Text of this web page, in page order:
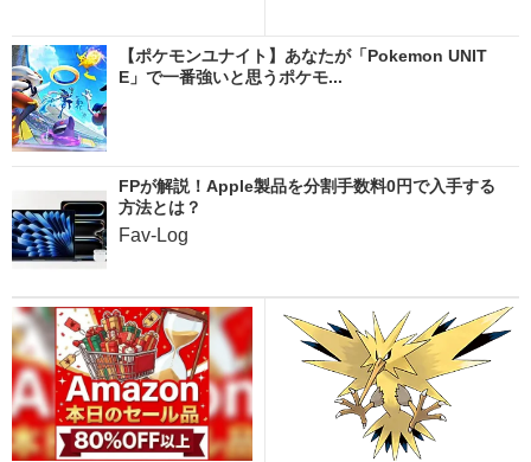
【ポケモンユナイト】あなたが「Pokemon UNIT
E」で一番強いと思うポケモ...
FPが解説！Apple製品を分割手数料0円で入手する
方法とは？
Fav-Log